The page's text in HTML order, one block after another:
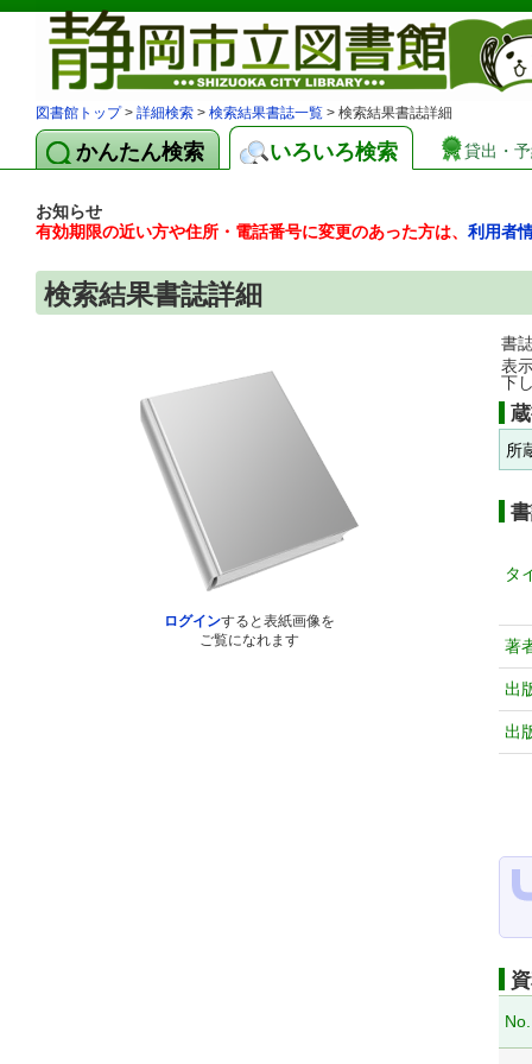
図書館トップ> 詳細検索 > 検索結果書誌一覧 > 検索結果書誌詳細
かんたん検索 いろいろ検索 貸出・
お知らせ
有効期限の近い方や住所・電話番号に変更のあった方は、 利用者
検索結果書誌詳細
ログインすると表紙画像を
ご覧になれます
書
表
下
所
タ
著
出
出
No.